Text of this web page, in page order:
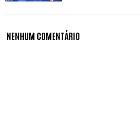
NENHUM COMENTÁRIO